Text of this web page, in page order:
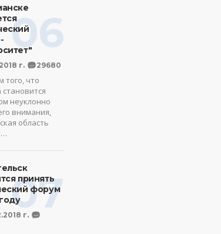
06
г. 29680
того, что
неуклонно
внимания,
область
07
принять
форум
г.